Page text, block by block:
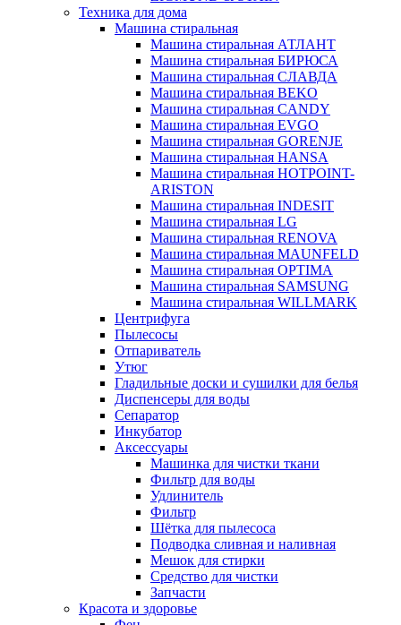
Техника для дома
Машина стиральная
Машина стиральная АТЛАНТ
Машина стиральная БИРЮСА
Машина стиральная СЛАВДА
Машина стиральная BEKO
Машина стиральная CANDY
Машина стиральная EVGO
Машина стиральная GORENJE
Машина стиральная HANSA
Машина стиральная HOTPOINT-
ARISTON
Машина стиральная INDESIT
Машина стиральная LG
Машина стиральная RENOVA
Машина стиральная MAUNFELD
Машина стиральная OPTIMA
Машина стиральная SAMSUNG
Машина стиральная WILLMARK
Центрифуга
Пылесосы
Отпариватель
Утюг
Гладильные доски и сушилки для белья
Диспенсеры для воды
Сепаратор
Инкубатор
Аксессуары
Машинка для чистки ткани
Фильтр для воды
Удлинитель
Фильтр
Шётка для пылесоса
Подводка сливная и наливная
Мешок для стирки
Средство для чистки
Запчасти
Красота и здоровье